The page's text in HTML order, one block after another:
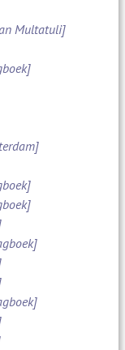
Multatuli]